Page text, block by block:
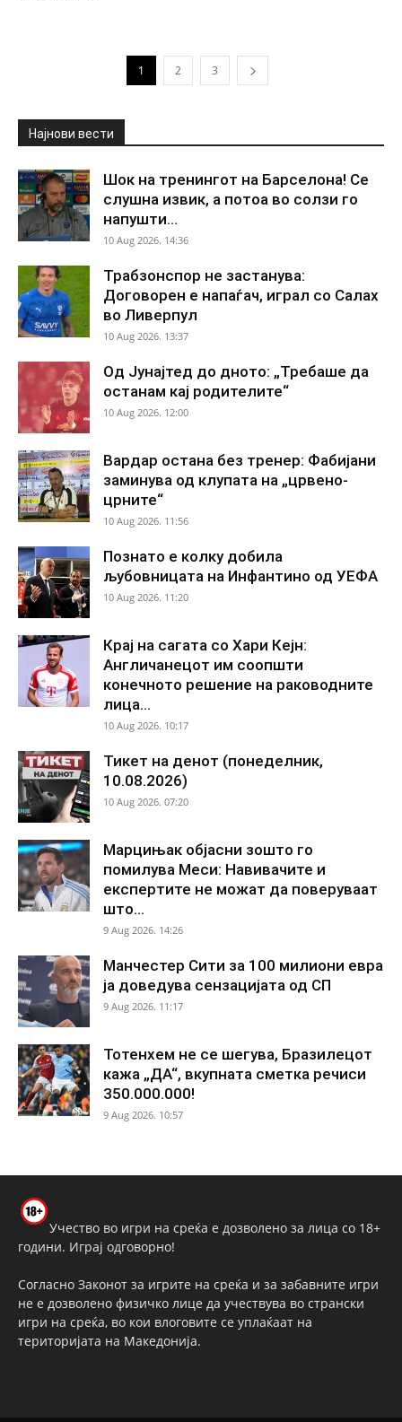
1 2 3
Најнови вести
Шок на тренингот на Барселона! Се
слушна извик, а потоа во солзи го
напушти...
10 Aug 2026. 14:36
Трабзонспор не застанува:
Договорен е напаѓач, играл со Салах
во Ливерпул
10 Aug 2026. 13:37
Од Јунајтед до дното: „Требаше да
останам кај родителите“
10 Aug 2026. 12:00
Вардар остана без тренер: Фабијани
заминува од клупата на „црвено-
црните“
10 Aug 2026. 11:56
Познато е колку добила
љубовницата на Инфантино од УЕФА
10 Aug 2026. 11:20
Крај на сагата со Хари Кејн:
Англичанецот им соопшти
конечното решение на раководните
лица...
10 Aug 2026. 10:17
Тикет на денот (понеделник,
10.08.2026)
10 Aug 2026. 07:20
Марцињак објасни зошто го
помилува Меси: Навивачите и
експертите не можат да поверуваат
што...
9 Aug 2026. 14:26
Манчестер Сити за 100 милиони евра
ја доведува сензацијата од СП
9 Aug 2026. 11:17
Тотенхем не се шегува, Бразилецот
кажа „ДА“, вкупната сметка речиси
350.000.000!
9 Aug 2026. 10:57
Учество во игри на среќа е дозволено за лица со 18+
години. Играј одговорно!
Согласно Законот за игрите на среќа и за забавните игри
не е дозволено физичко лице да учествува во странски
игри на среќа, во кои влоговите се уплаќаат на
територијата на Македонија.